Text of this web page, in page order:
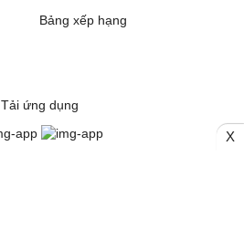
Bảng xếp hạng
Tải ứng dụng
X